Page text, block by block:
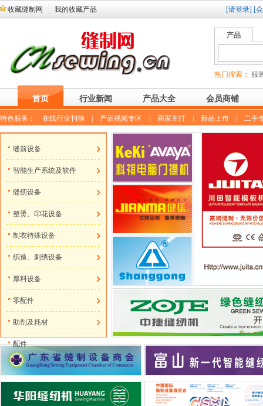
收藏缝制网 我的收藏产品 [请登录] [
产品
热门搜索： 服
首页 行业新闻 产品大全 会员商铺
特色服务： 在线行业刊物 产品视频专区 商家主打 新品上市 二手
缝前设备
智能生产系统及软件
缝纫设备
整烫、印花设备
制衣特殊设备
织造、刺绣设备
厚料设备
零配件
助剂及耗材
配件